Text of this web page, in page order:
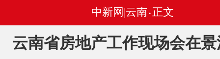
中新网|云南 • 正文
云南省房地产工作现场会在景